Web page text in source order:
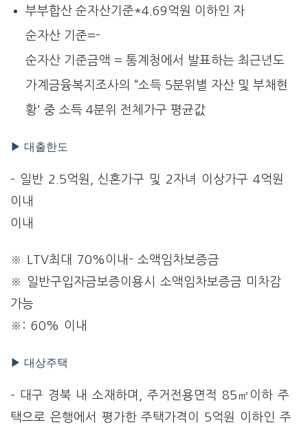
부부합산 순자산기준*4.69억원 이하인 자
순자산 기준=-
순자산 기준금액 = 통계청에서 발표하는 최근년도
가계금융복지조사의 “소득 5분위별 자산 및 부채현
황' 중 소득 4분위 전체가구 평균값
▶ 대출한도
– 일반 2.5억원, 신혼가구 및 2자녀 이상가구 4억원
이내
이내
※ LTV최대 70%이내- 소액임차보증금
※ 일반구입자금보증이용시 소액임차보증금 미차감
가능
※: 60% 이내
▶ 대상주택
– 대구 경북 내 소재하며, 주거전용면적 85㎡이하 주
택으로 은행에서 평가한 주택가격이 5억원 이하인 주